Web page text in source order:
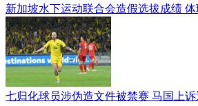
新加坡水下运动联合会造假选拔成绩
七归化球员涉伪造文件被禁赛 马国上